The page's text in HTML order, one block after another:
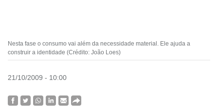
Nesta fase o consumo vai além da necessidade material. Ele ajuda a
construir a identidade (Crédito: João Loes)
21/10/2009 - 10:00